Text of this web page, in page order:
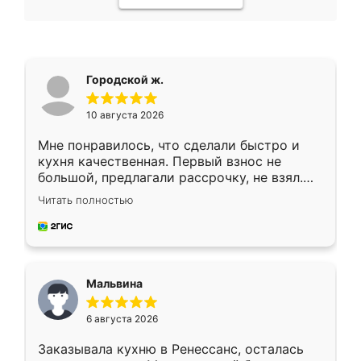
Городской ж.
10 августа 2026
Мне понравилось, что сделали быстро и
кухня качественная. Первый взнос не
большой, предлагали рассрочку, не взял.
Ждал меньше месяца, сборщик с прямыми
руками. По цене вышло адекватно.
Рекомендую!
Читать полностью
Мальвина
6 августа 2026
Заказывала кухню в Ренессанс, осталась